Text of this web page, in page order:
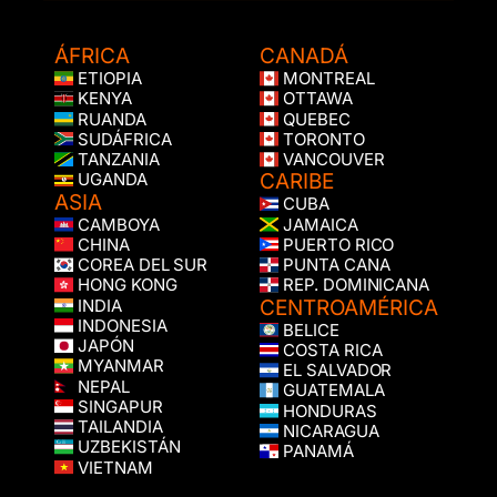
ÁFRICA
ETIOPIA
KENYA
RUANDA
SUDÁFRICA
TANZANIA
UGANDA
ASIA
CAMBOYA
CHINA
COREA DEL SUR
HONG KONG
INDIA
INDONESIA
JAPÓN
MYANMAR
NEPAL
SINGAPUR
TAILANDIA
UZBEKISTÁN
VIETNAM
CANADÁ
MONTREAL
OTTAWA
QUEBEC
TORONTO
VANCOUVER
CARIBE
CUBA
JAMAICA
PUERTO RICO
PUNTA CANA
REP. DOMINICANA
CENTROAMÉRICA
BELICE
COSTA RICA
EL SALVADOR
GUATEMALA
HONDURAS
NICARAGUA
PANAMÁ